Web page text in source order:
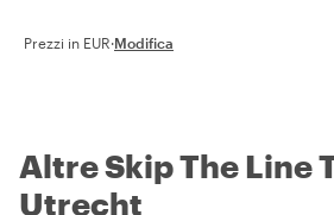
Prezzi in EUR·Modifica
Altre Skip The Line
Utrecht